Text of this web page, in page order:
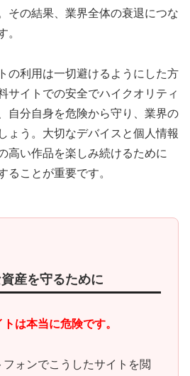
その結果、業界全体の衰退につな
。
の利用は一切避けるようにした方
サイトでの安全でハイクオリティ
自分自身を危険から守り、業界の
ょう。大切なデバイスと個人情報
高い作品を楽しみ続けるために
ることが重要です。
産を守るために
は本当に危険です。
ォンでこうしたサイトを閲